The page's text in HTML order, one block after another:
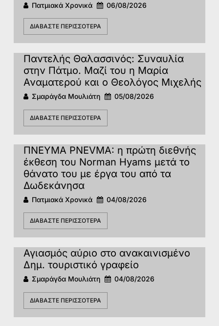
Πατμιακά Χρονικά 06/08/2026
ΔΙΑΒΆΣΤΕ ΠΕΡΙΣΣΌΤΕΡΑ
Παντελής Θαλασσινός: Συναυλία
στην Πάτμο. Μαζί του η Μαρία
Αναματερού και ο Θεολόγος Μιχελής
Σμαράγδα Μουλιάτη 05/08/2026
ΔΙΑΒΆΣΤΕ ΠΕΡΙΣΣΌΤΕΡΑ
ΠΝΕΥΜΑ PNEVMA: η πρώτη διεθνής
έκθεση του Norman Hyams μετά το
θάνατο του με έργα του από τα
Δωδεκάνησα
Πατμιακά Χρονικά 04/08/2026
ΔΙΑΒΆΣΤΕ ΠΕΡΙΣΣΌΤΕΡΑ
Αγιασμός αύριο στο ανακαινισμένο
Δημ. τουριστικό γραφείο
Σμαράγδα Μουλιάτη 04/08/2026
ΔΙΑΒΆΣΤΕ ΠΕΡΙΣΣΌΤΕΡΑ